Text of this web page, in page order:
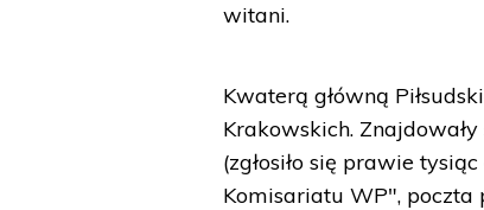
witani.
Kwaterą główną
Krakowskich.
(zgłosiło się prawie
Komisariatu WP", poczta